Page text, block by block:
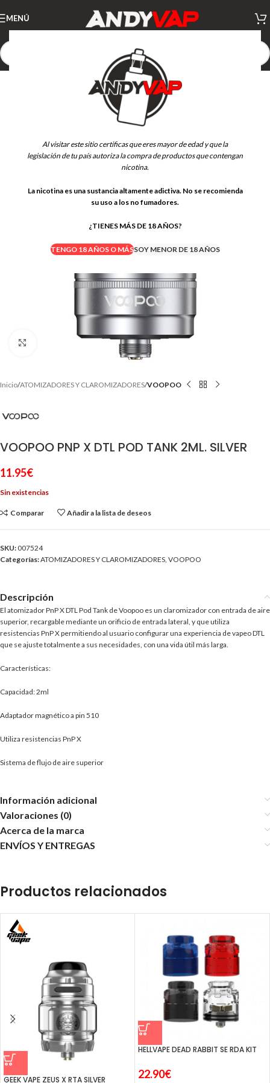
Al visitar este sitio certificas que eres mayor de edad y que la
legislación de tu país autoriza la compra de productos que contengan
nicotina.
La nicotina es una sustancia altamente adictiva. No se recomienda
su uso a los no fumadores.
¿TIENES MÁS DE 18 AÑOS?
TENGO 18 AÑOS O MÁSSOY MENOR DE 18 AÑOS
MENÚ
Inicio ATOMIZADORES Y CLAROMIZADORES VOOPOO
VOOPOO PNP X DTL POD TANK 2ML. SILVER
11.95€
Sin existencias
Comparar Añadir a la lista de deseos
SKU: 007524
Categorías:ATOMIZADORES Y CLAROMIZADORES VOOPOO
Descripción
El atomizador PnP X DTL Pod Tank de Voopoo es un claromizador con entrada de aire
superior, recargable mediante un orificio de entrada lateral, y que utiliza
resistencias PnP X permitiendo al usuario configurar una experiencia de vapeo DTL
que se ajuste totalmente a sus necesidades, con una vida útil más larga.
Características:
Capacidad: 2ml
Adaptador magnético a pin 510
Utiliza resistencias PnP X
Sistema de flujo de aire superior
Información adicional
Valoraciones (0)
Acerca de la marca
ENVÍOS Y ENTREGAS
Productos relacionados
GEEK VAPE ZEUS X RTA SILVER
HELLVAPE DEAD RABBIT SE RDA KIT
22.90€